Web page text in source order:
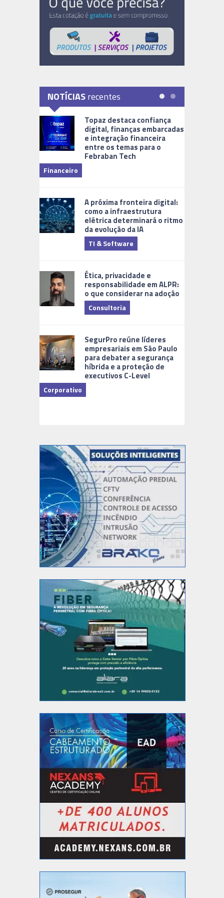
NOTÍCIASrecentes
Topaz destaca confiança
digital, finanças embarcadas
e integração financeira
entre os temas para o
Febraban Tech
Financeiro
A próxima fronteira digital:
como a infraestrutura
elétrica determinará o ritmo
da evolução da IA
TI & Software
Ética, privacidade e
responsabilidade em ALPR:
o que considerar na adoção
Consultoria
SegurPro reúne líderes
empresariais em São Paulo
para debater a segurança
híbrida e a proteção de
executivos C-Level
Corporativo